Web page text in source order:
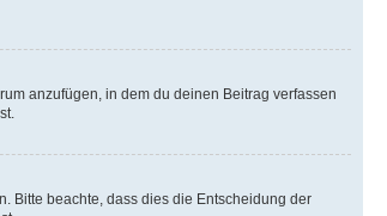
anzufügen, in dem du deinen Beitrag verfassen
Bitte beachte, dass dies die Entscheidung der